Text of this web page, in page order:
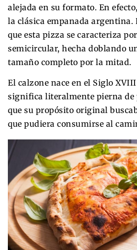
alejada en su formato. En
la clásica empanada argentina.
que esta pizza se caracteriza
semicircular, hecha doblando
tamaño completo por la mitad.
El calzone nace en el Siglo
significa literalmente pierna de
que su propósito original
que pudiera consumirse al